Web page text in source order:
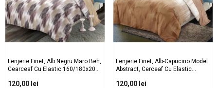
Lenjerie Finet, Alb Negru Maro Beh,
Cearceaf Cu Elastic 160/180x200,
120,00 lei
Lenjerie Finet, Alb-Capucino Model
Abstract, Cerceaf Cu Elastic
120,00 lei